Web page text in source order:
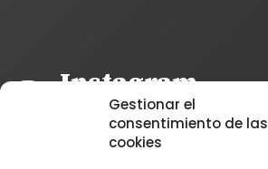
Gestionar el
consentimiento de las
cookies
Instagram
@patatascatalan
Facebook